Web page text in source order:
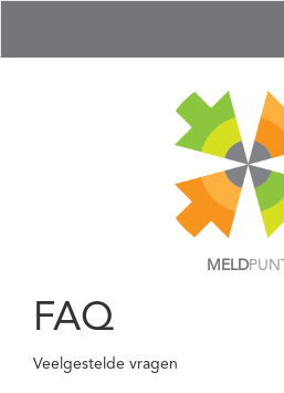
MELDPUNT
FAQ
Veelgestelde vragen